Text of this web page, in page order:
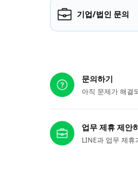
기업/법인 문의
문의하기
아직 문제가 해결
업무 제휴 제안
LINE과 업무 제